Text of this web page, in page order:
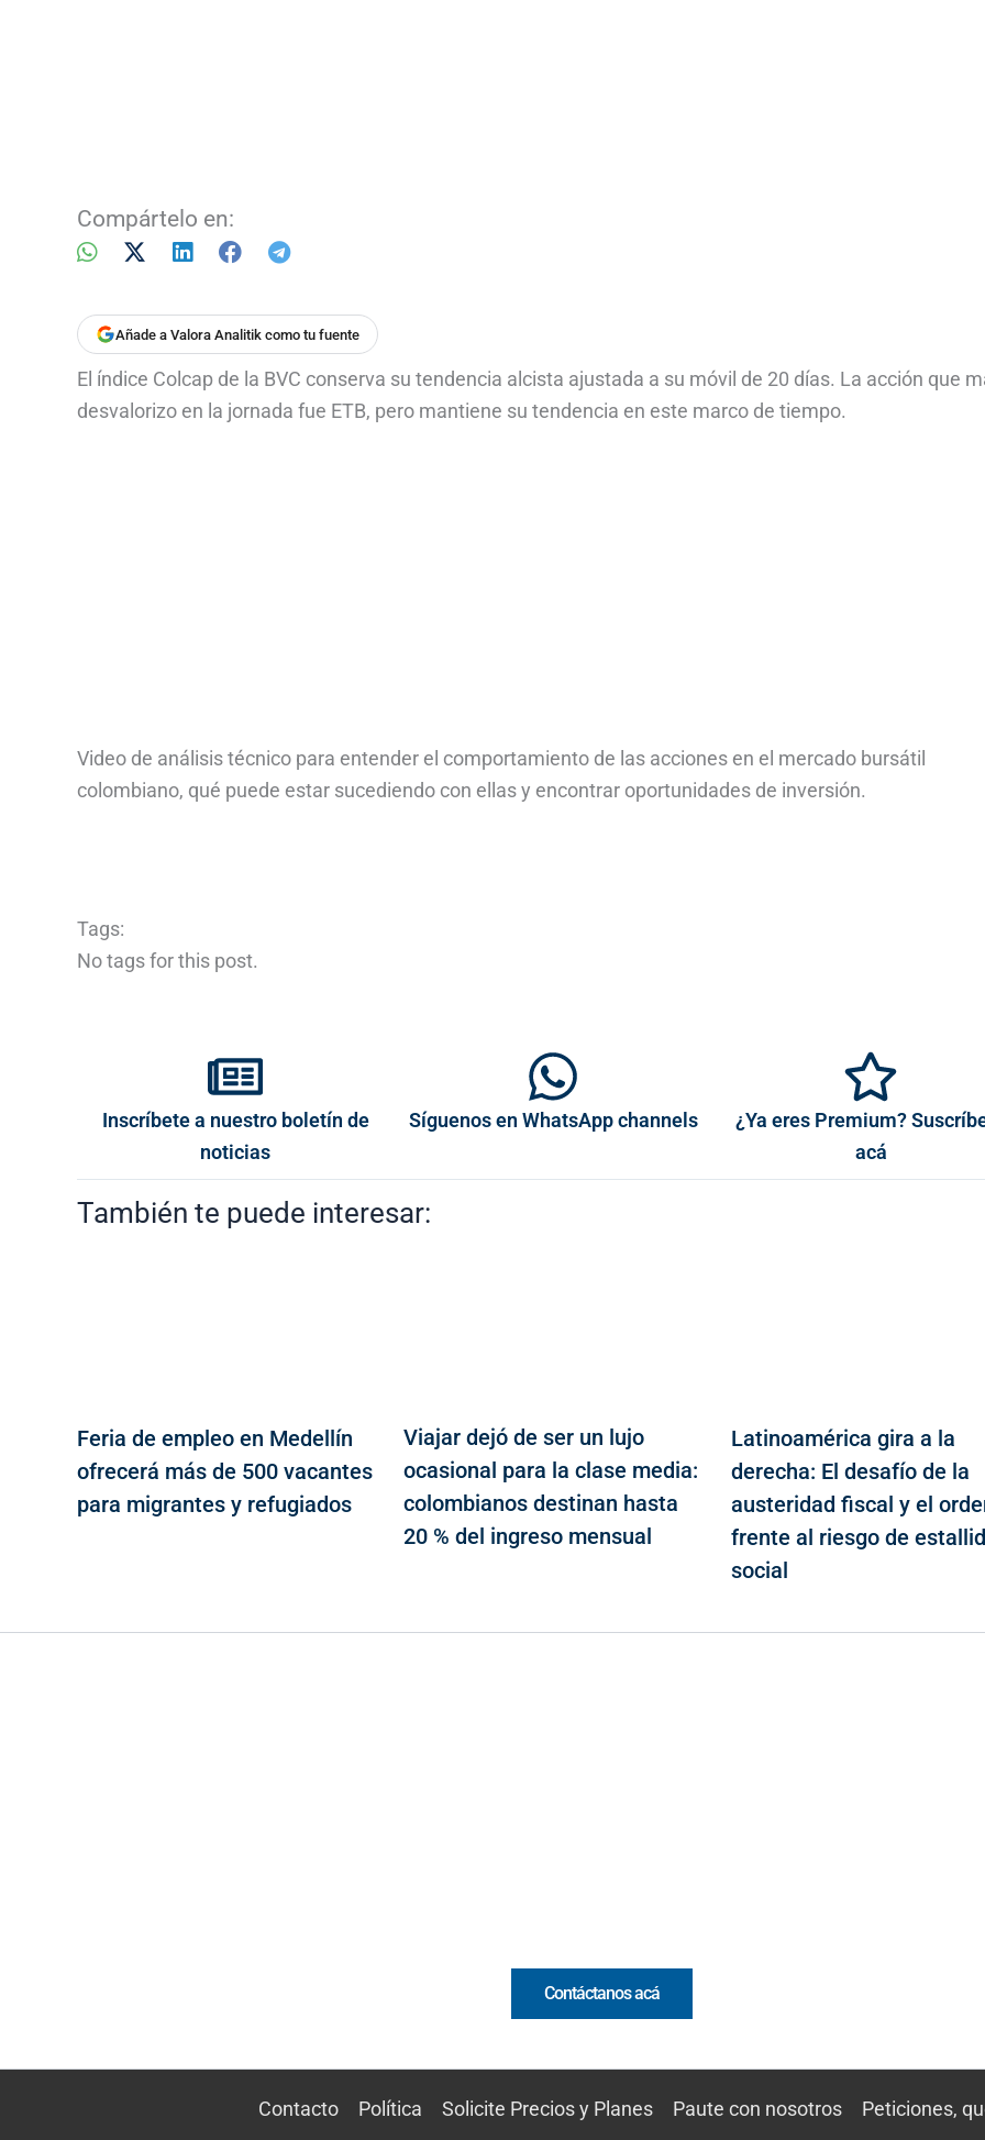
Compártelo en:
Añade a Valora Analitik como tu fuente
El índice Colcap de la BVC conserva su tendencia alcista ajustada a su móvil de 20 días. La acción que
desvalorizo en la jornada fue ETB, pero mantiene su tendencia en este marco de tiempo.
Video de análisis técnico para entender el comportamiento de las acciones en el mercado bursátil
colombiano, qué puede estar sucediendo con ellas y encontrar oportunidades de inversión.
Tags:
No tags for this post.
Inscríbete a nuestro boletín de
noticias
Síguenos en WhatsApp channels
¿Ya eres Premium?
acá
También te puede interesar:
Feria de empleo en Medellín
ofrecerá más de 500 vacantes
para migrantes y refugiados
Viajar dejó de ser un lujo
ocasional para la clase media:
colombianos destinan hasta
20 % del ingreso mensual
Latinoamérica gira a la
derecha: El desafío de la
austeridad fiscal y el
frente al riesgo de
social
Contáctanos acá
Contacto Política Solicite Precios y Planes Paute con nosotros Peticiones,